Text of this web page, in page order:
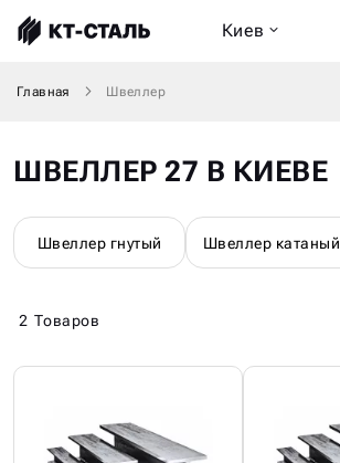
Киев
Главная Швеллер
ШВЕЛЛЕР 27 В КИЕВЕ
Швеллер гнутый Швеллер катаный
2 Товаров